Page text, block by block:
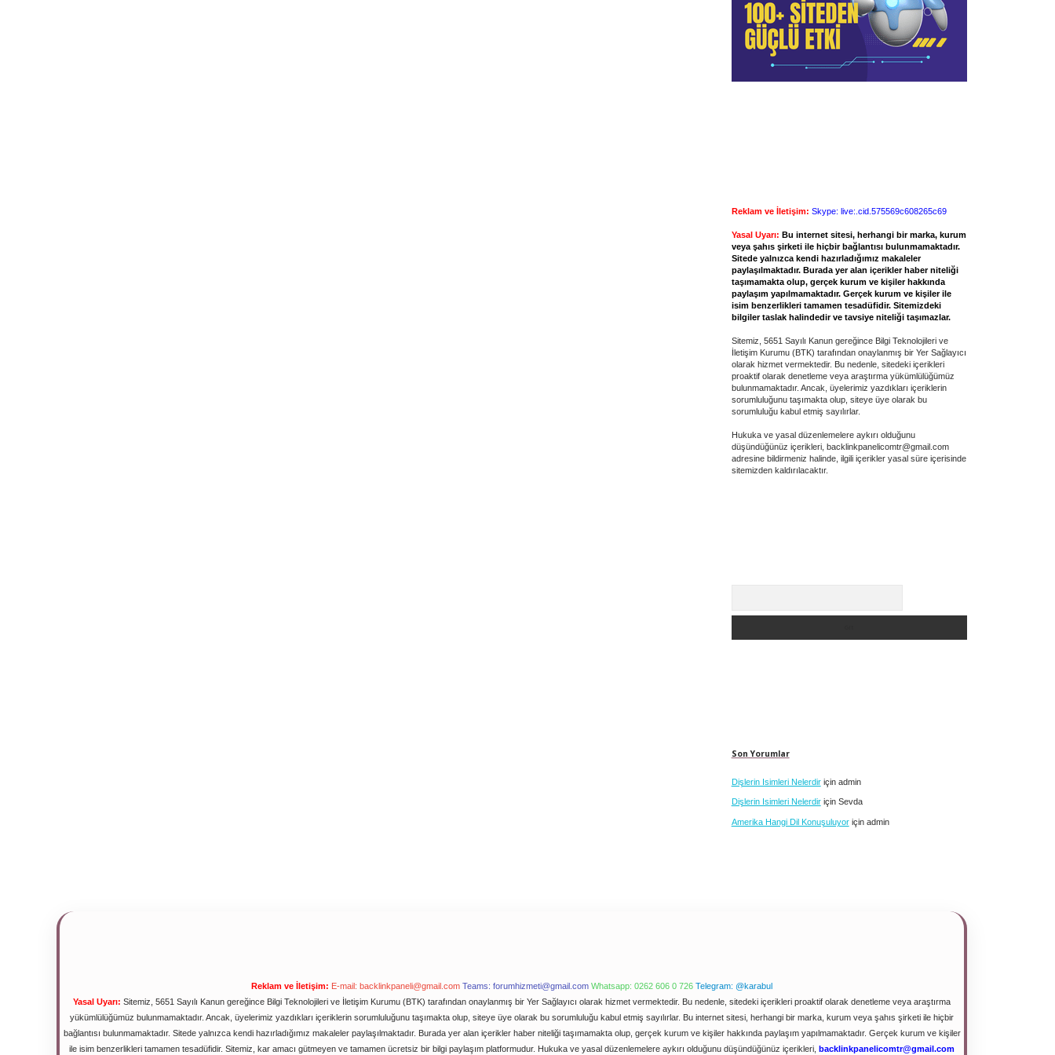
Reklam ve İletişim: Skype: live:.cid.575569c608265c69
Yasal Uyarı: Bu internet sitesi, herhangi bir marka, kurum
veya şahıs şirketi ile hiçbir bağlantısı bulunmamaktadır.
Sitede yalnızca kendi hazırladığımız makaleler
paylaşılmaktadır. Burada yer alan içerikler haber niteliği
taşımamakta olup, gerçek kurum ve kişiler hakkında
paylaşım yapılmamaktadır. Gerçek kurum ve kişiler ile
isim benzerlikleri tamamen tesadüfidir. Sitemizdeki
bilgiler taslak halindedir ve tavsiye niteliği taşımazlar.
Sitemiz, 5651 Sayılı Kanun gereğince Bilgi Teknolojileri ve
İletişim Kurumu (BTK) tarafından onaylanmış bir Yer Sağlayıcı
olarak hizmet vermektedir. Bu nedenle, sitedeki içerikleri
proaktif olarak denetleme veya araştırma yükümlülüğümüz
bulunmamaktadır. Ancak, üyelerimiz yazdıkları içeriklerin
sorumluluğunu taşımakta olup, siteye üye olarak bu
sorumluluğu kabul etmiş sayılırlar.
Hukuka ve yasal düzenlemelere aykırı olduğunu
düşündüğünüz içerikleri, backlinkpanelicomtr@gmail.com
adresine bildirmeniz halinde, ilgili içerikler yasal süre içerisinde
sitemizden kaldırılacaktır.
Son Yorumlar
Dişlerin Isimleri Nelerdiriçin admin
Dişlerin Isimleri Nelerdiriçin Sevda
Amerika Hangi Dil Konuşuluyoriçin admin
Reklam ve İletişim: E-mail: backlinkpaneli@gmail.com Teams: forumhizmeti@gmail.com Whatsapp: 0262 606 0 726 Telegram: @karabul
Yasal Uyarı: Sitemiz, 5651 Sayılı Kanun gereğince Bilgi Teknolojileri ve İletişim Kurumu (BTK) tarafından onaylanmış bir Yer Sağlayıcı olarak hizmet vermektedir. Bu nedenle, sitedeki içerikleri proaktif olarak denetleme veya araştırma
yükümlülüğümüz bulunmamaktadır. Ancak, üyelerimiz yazdıkları içeriklerin sorumluluğunu taşımakta olup, siteye üye olarak bu sorumluluğu kabul etmiş sayılırlar. Bu internet sitesi, herhangi bir marka, kurum veya şahıs şirketi ile hiçbir
bağlantısı bulunmamaktadır. Sitede yalnızca kendi hazırladığımız makaleler paylaşılmaktadır. Burada yer alan içerikler haber niteliği taşımamakta olup, gerçek kurum ve kişiler hakkında paylaşım yapılmamaktadır. Gerçek kurum ve kişiler
ile isim benzerlikleri tamamen tesadüfidir. Sitemiz, kar amacı gütmeyen ve tamamen ücretsiz bir bilgi paylaşım platformudur. Hukuka ve yasal düzenlemelere aykırı olduğunu düşündüğünüz içerikleri, backlinkpanelicomtr@gmail.com